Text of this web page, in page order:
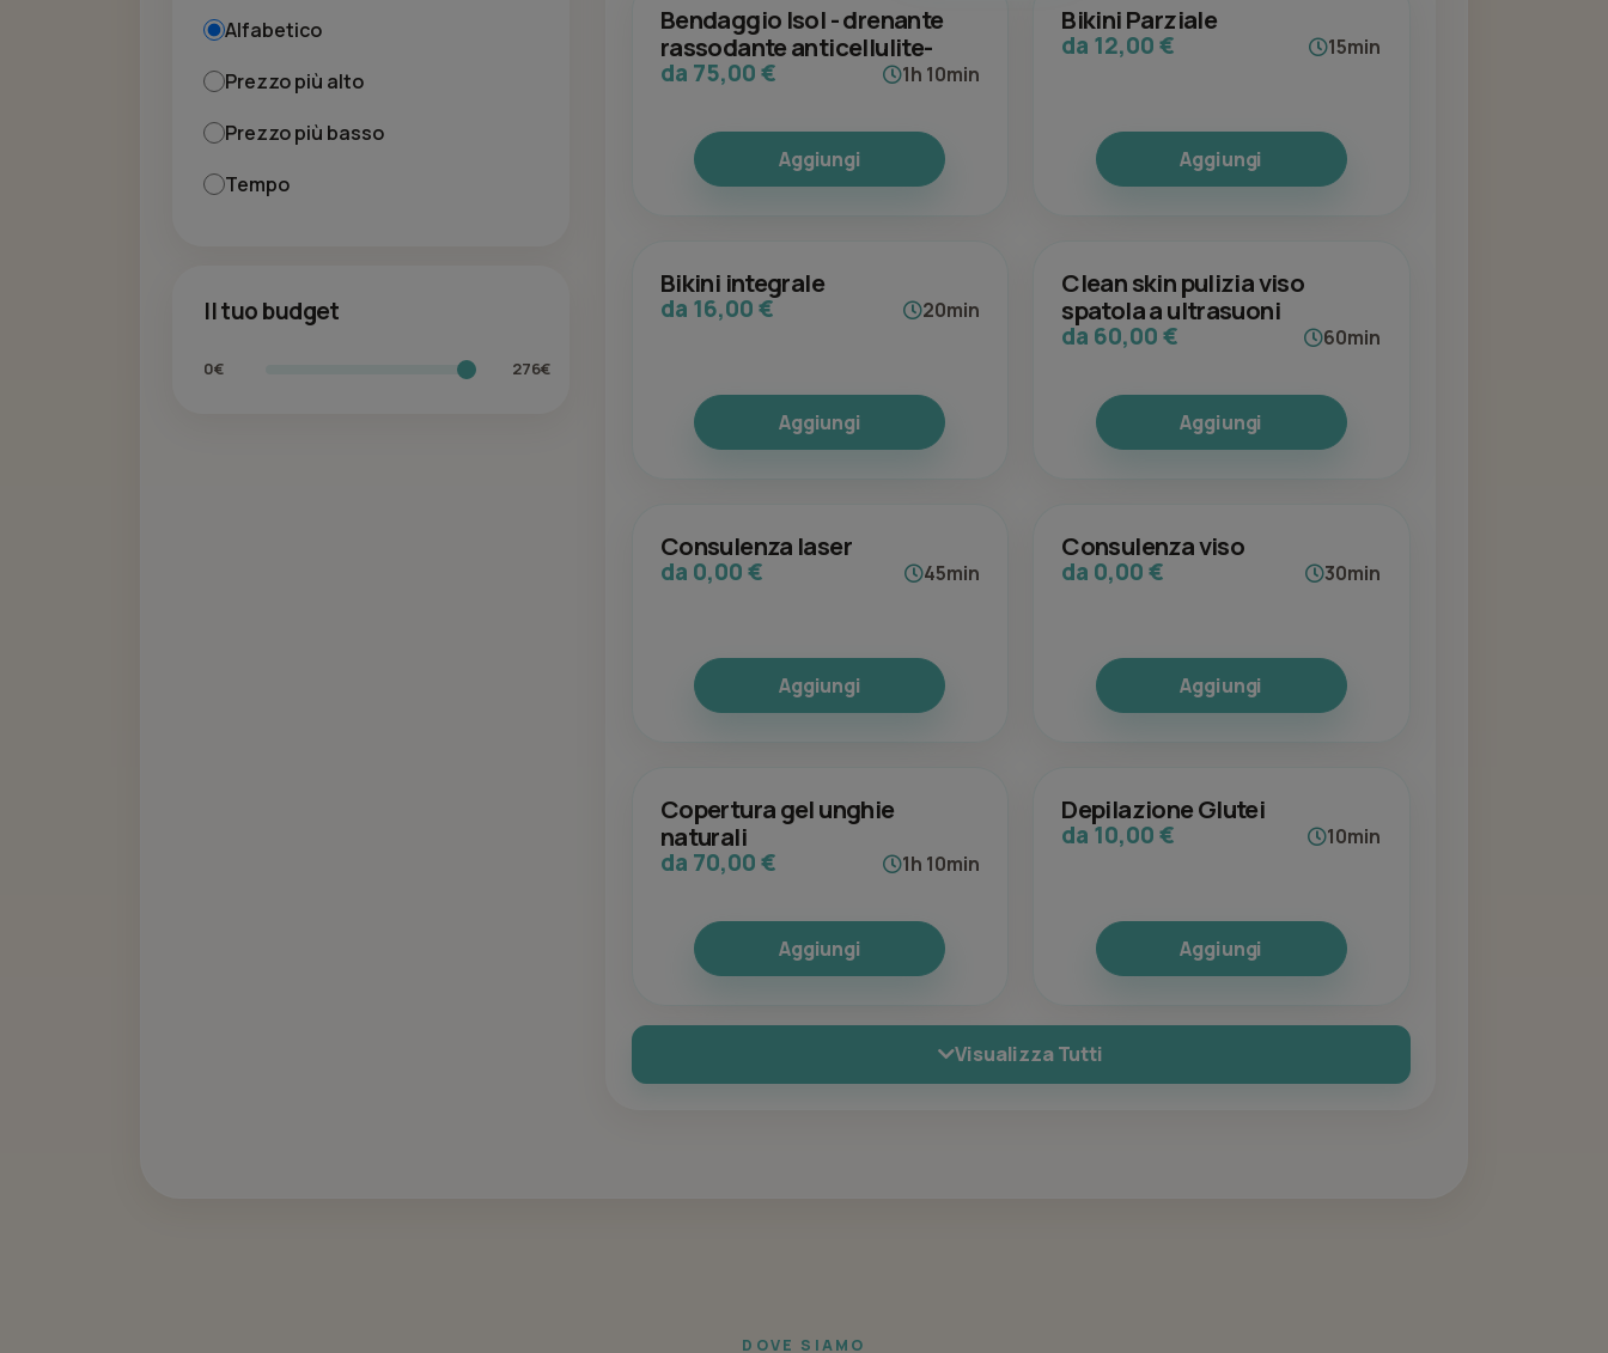
Alfabetico
Prezzo più alto
Prezzo più basso
Tempo
Il tuo budget
0€ 276€
Bendaggio Isol - drenante
rassodante anticellulite-
da 75,00 € 1h 10min
Aggiungi
Bikini Parziale
da 12,00 € 15min
Aggiungi
Bikini integrale
da 16,00 € 20min
Aggiungi
Clean skin pulizia viso
spatola a ultrasuoni
da 60,00 € 60min
Aggiungi
Consulenza laser
da 0,00 € 45min
Aggiungi
Consulenza viso
da 0,00 € 30min
Aggiungi
Copertura gel unghie
naturali
da 70,00 € 1h 10min
Aggiungi
Depilazione Glutei
da 10,00 € 10min
Aggiungi
Visualizza Tutti
DOVE SIAMO